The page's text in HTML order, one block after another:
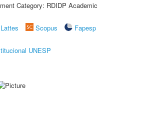
Category: RDIDP Academic
Scopus
Fapesp
UNESP